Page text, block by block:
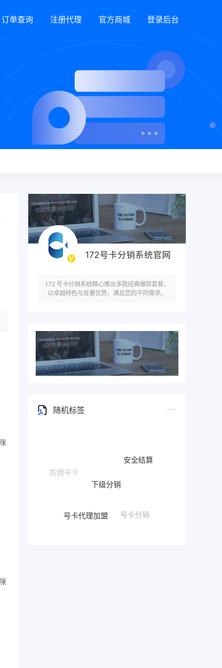
订单查询 注册代理 官方商城 登录后台
172号卡分销系统官网
172 号卡分销系统精心推出多款经典爆款套餐，
以卓越特色与显著优势，满足您的不同需求。
随机标签
号卡分销